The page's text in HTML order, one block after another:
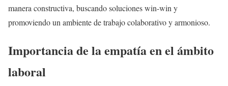
manera constructiva, buscando soluciones win-win y
promoviendo un ambiente de trabajo colaborativo y armonioso.
Importancia de la empatía en el ámbito
laboral